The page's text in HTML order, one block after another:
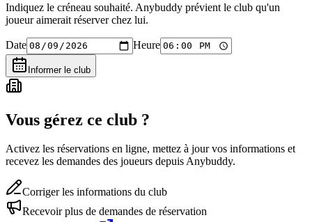
Indiquez le créneau souhaité. Anybuddy prévient le club qu'un
joueur aimerait réserver chez lui.
Date Heure
Informer le club
Vous gérez ce club ?
Activez les réservations en ligne, mettez à jour vos informations et
recevez les demandes des joueurs depuis Anybuddy.
Corriger les informations du club
Recevoir plus de demandes de réservation